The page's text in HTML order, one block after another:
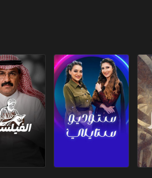
ستوديو ستايلي الفيلسوف